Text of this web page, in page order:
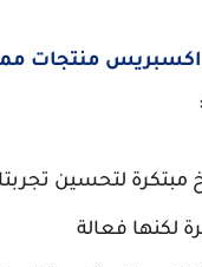
منتجات
مبتكرة لتحسين
لكنها فعالة